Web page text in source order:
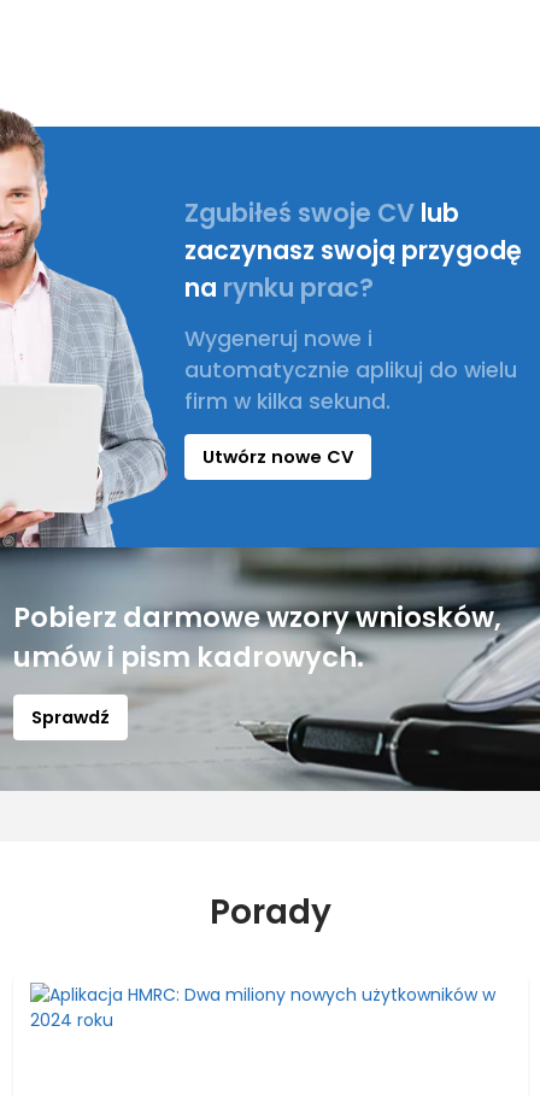
Zgubiłeś swoje CV lub
zaczynasz swoją przygodę
na rynku prac?
Wygeneruj nowe i
automatycznie aplikuj do wielu
firm w kilka sekund.
Utwórz nowe CV
Pobierz darmowe wzory wniosków,
umów i pism kadrowych.
Sprawdź
Porady